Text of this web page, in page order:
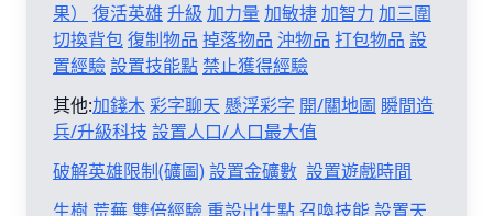
果）
復活英雄 升級 加力量 加敏捷加智力 加三圍
切換背包復制物品 掉落物品 沖物品 打包物品 設
置經驗設置技能點禁止獲得經驗
其他:加錢木彩字聊天 懸浮彩字 開/關地圖 瞬間造
兵/升級科技 設置人口/人口最大值
破解英雄限制(礦圖)設置金礦數 設置遊戲時間
生樹 荒蕪雙倍經驗 重設出生點召喚技能設置天